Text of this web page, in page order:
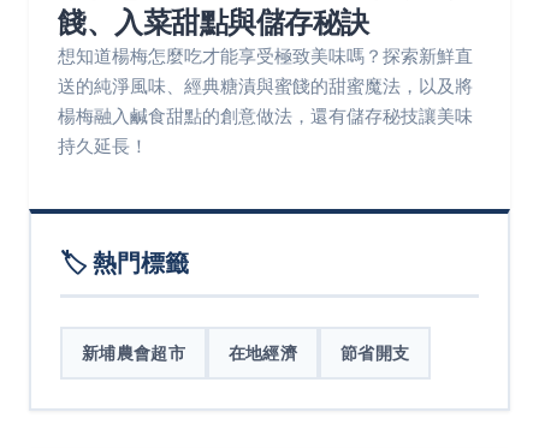
餞、入菜甜點與儲存秘訣
想知道楊梅怎麼吃才能享受極致美味嗎？探索新鮮直
送的純淨風味、經典糖漬與蜜餞的甜蜜魔法，以及將
楊梅融入鹹食甜點的創意做法，還有儲存秘技讓美味
持久延長！
🏷️ 熱門標籤
新埔農會超市 在地經濟 節省開支